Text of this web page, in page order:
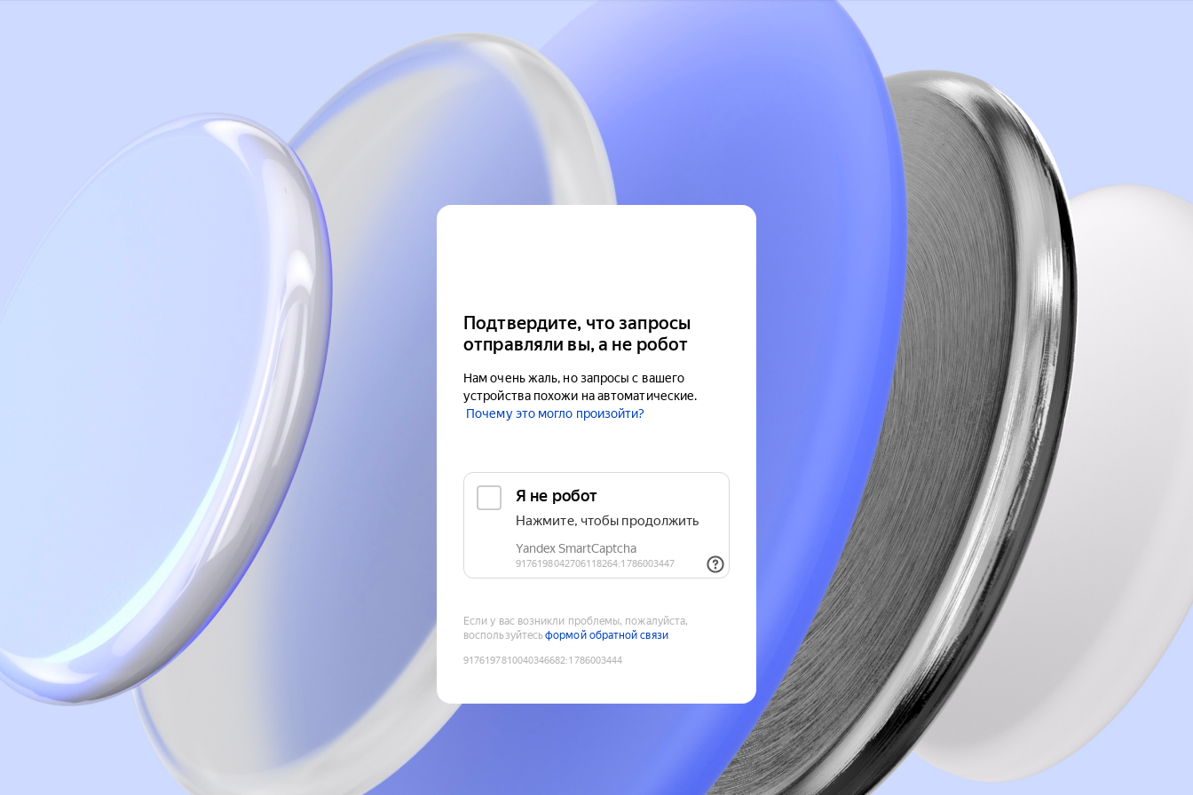
Подтвердите, что запросы
отправляли вы, а не робот
Нам очень жаль, но запросы с вашего
устройства похожи на автоматические.
Почему это могло произойти?
Если у вас возникли проблемы, пожалуйста,
воспользуйтесьформой обратной связи
9176197810040346682:1786003444